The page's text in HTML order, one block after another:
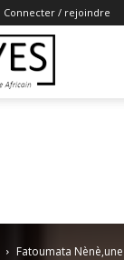
Connecter / rejoindre
Fatoumata